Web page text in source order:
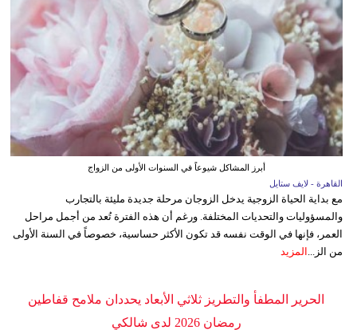
أبرز المشاكل شيوعاً في السنوات الأولى من الزواج
القاهرة - لايف ستايل
مع بداية الحياة الزوجية يدخل الزوجان مرحلة جديدة مليئة بالتجارب
والمسؤوليات والتحديات المختلفة. ورغم أن هذه الفترة تُعد من أجمل مراحل
العمر، فإنها في الوقت نفسه قد تكون الأكثر حساسية، خصوصاً في السنة الأولى
من الز...
المزيد
الحرير المطفأ والتطريز ثلاثي الأبعاد يحددان ملامح قفاطين
رمضان 2026 لدى شالكي